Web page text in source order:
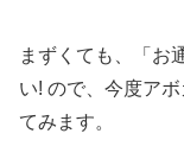
まずくても、「お
い! ので、今度ア
てみます。